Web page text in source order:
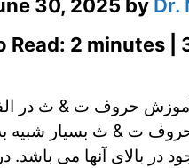
30, 2025 by Dr.
Read: 2 minutes |
حروف ت & ث در
حروف ت & ث بسیار
در بالای آنها می